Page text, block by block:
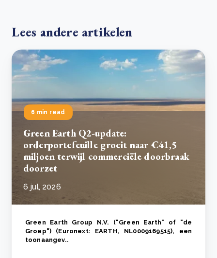
Lees andere artikelen
6 min read
Green Earth Q2-update:
orderportefeuille groeit naar €41,5
miljoen terwijl commerciële doorbraak
doorzet
6 jul, 2026
Green Earth Group N.V. ("Green Earth" of "de
Groep") (Euronext: EARTH, NL0009169515), een
toonaangev..